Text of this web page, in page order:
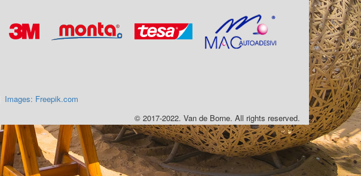
Images: Freepik.com
© 2017-2022. Van de Borne. All rights reserved.